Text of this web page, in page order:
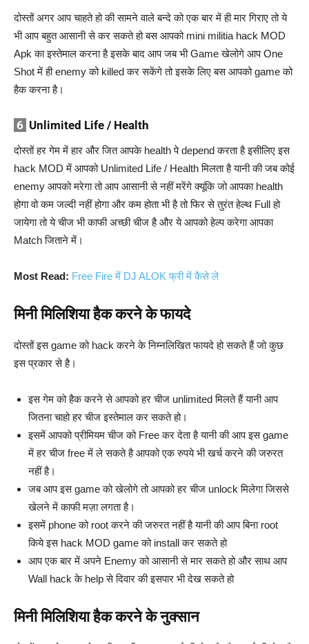
दोस्तों अगर आप चाहते हो की सामने वाले बन्दे को एक बार में ही मार गिराए तो ये
भी आप बहुत आसानी से कर सकते हो बस आपको mini militia hack MOD
Apk का इस्तेमाल करना है इसके बाद आप जब भी Game खेलोगे आप One
Shot में ही enemy को killed कर सकेंगे तो इसके लिए बस आपको game को
हैक करना है।
6 Unlimited Life / Health
दोस्तों हर गेम में हार और जित आपके health पे depend करता है इसीलिए इस
hack MOD में आपको Unlimited Life / Health मिलता है यानी की जब कोई
enemy आपको मरेगा तो आप आसानी से नहीं मरेंगे क्यूंकि जो आपका health
होगा वो कम जल्दी नहीं होगा और कम होता भी है तो फिर से तुरंत हेल्थ Full हो
जायेगा तो ये चीज भी काफी अच्छी चीज है और ये आपको हेल्प करेगा आपका
Match जिताने में।
Most Read: Free Fire में DJ ALOK फ्री में कैसे ले
मिनी मिलिशिया हैक करने के फायदे
दोस्तों इस game को hack करने के निम्नलिखित फायदे हो सकते हैं जो कुछ
इस प्रकार से है।
इस गेम को हैक करने से आपको हर चीज unlimited मिलते हैं यानी आप
जितना चाहो हर चीज इस्तेमाल कर सकते हो।
इसमें आपको प्रीमियम चीज को Free कर देता है यानी की आप इस game
में हर चीज free में ले सकते है आपको एक रुपये भी खर्च करने की जरुरत
नहीं है।
जब आप इस game को खेलोगे तो आपको हर चीज unlock मिलेगा जिससे
खेलने में काफी मज़ा लगता है।
इसमें phone को root करने की जरुरत नहीं है यानी की आप बिना root
किये इस hack MOD game को install कर सकते हो
आप एक बार में अपने Enemy को आसानी से मार सकते हो और साथ आप
Wall hack के help से दिवार की इसपार भी देख सकते हो
मिनी मिलिशिया हैक करने के नुक्सान